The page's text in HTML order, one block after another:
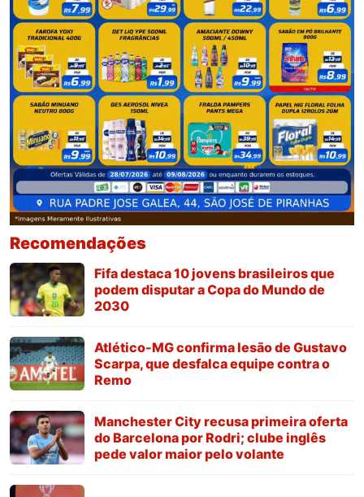
Recomendações
Fifa destaca 10 jovens brasileiros que
podem disputar a Copa do Mundo de
2030
Atlético-MG confirma lesão de Gustavo
Scarpa, que desfalca equipe contra o
Remo
Manchester City recusa primeira oferta
do Barcelona por Rodri; clube inglês
pede valor maior pelo volante